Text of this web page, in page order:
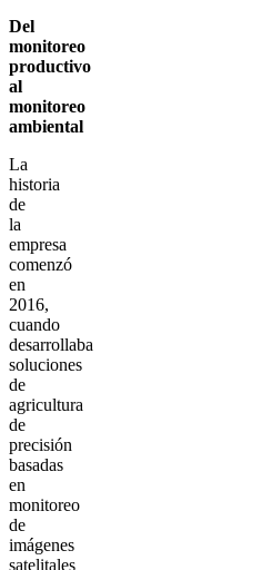
Del
monitoreo
productivo
al
monitoreo
ambiental
La
historia
de
la
empresa
comenzó
en
2016,
cuando
desarrollaba
soluciones
de
agricultura
de
precisión
basadas
en
monitoreo
de
imágenes
satelitales